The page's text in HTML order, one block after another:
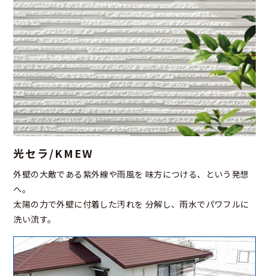
光セラ/KMEW
外壁の大敵である紫外線や雨風を 味方につける、という発想
へ。
太陽の力で外壁に付着した汚れを 分解し、雨水でパワフルに
洗い流す。